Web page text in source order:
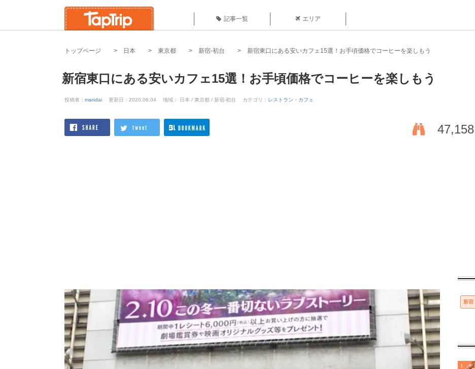
記事一覧 エリア
トップページ 日本 東京都 新宿-初台 新宿東口にある安いカフェ15選！お手頃価格でコーヒーを楽しもう
新宿東口にある安いカフェ15選！お手頃価格でコーヒーを楽しもう
投稿者： mandai 更新日：2020.06.04 地域： 日本 / 東京都 / 新宿-初台 カテゴリ： レストラン・カフェ
47,158
新宿
1